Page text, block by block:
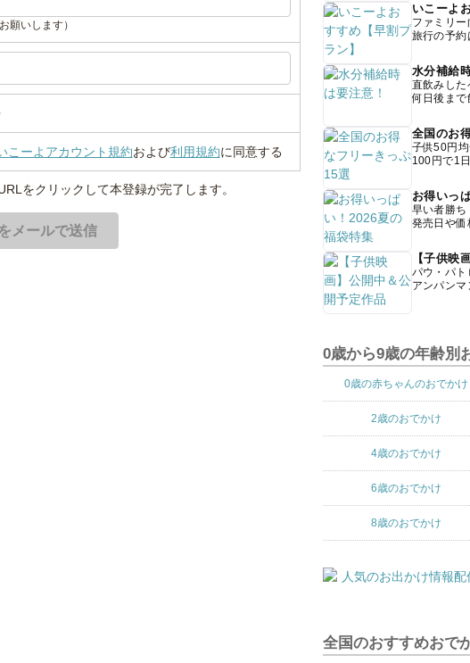
願いします）
こーよアカウント規約および利用規約に同意する
をクリックして本登録が完了します。
いこーよ
ファミリー
旅行の予約
水分補給
直飲みした
何日後まで
全国のお
子供50円
100円で1
お得いっ
早い者勝
発売日や
【子供映
パウ・パト
アンパン
0歳から9歳の年齢別
0歳の赤ちゃんのおでかけ
2歳のおでかけ
4歳のおでかけ
6歳のおでかけ
8歳のおでかけ
全国のおすすめおで